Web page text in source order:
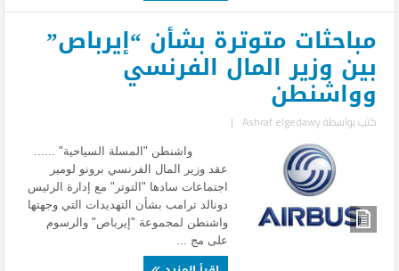
مباحثات متوترة بشأن “إيرباص”
بين وزير المال الفرنسي
وواشنطن
كتب بواسطةAshraf elgedawy
|
واشنطن "المسلة السياحية" ......
عقد وزير المال الفرنسي برونو لومير
اجتماعات سادها "التوتر" مع إدارة الرئيس
دونالد ترامب بشأن التهديدات التي وجهتها
واشنطن لمجموعة "إيرباص" والرسوم
على مج ...